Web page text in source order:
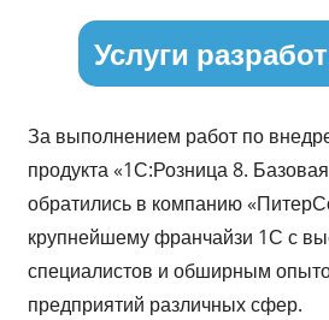
Услуги
За выполнением работ по
продукта «1С:Розница 8.
обратились в компанию
крупнейшему франчайзи 1С с
специалистов и обширным
предприятий различных сфер.